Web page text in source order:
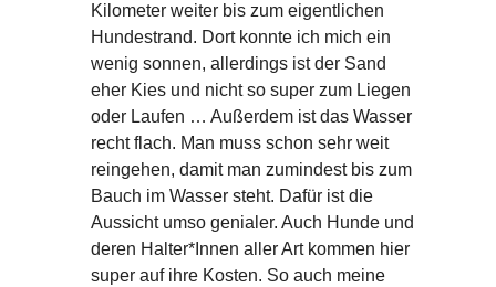
Kilometer weiter bis zum eigentlichen
Hundestrand. Dort konnte ich mich ein
wenig sonnen, allerdings ist der Sand
eher Kies und nicht so super zum Liegen
oder Laufen … Außerdem ist das Wasser
recht flach. Man muss schon sehr weit
reingehen, damit man zumindest bis zum
Bauch im Wasser steht. Dafür ist die
Aussicht umso genialer. Auch Hunde und
deren Halter*Innen aller Art kommen hier
super auf ihre Kosten. So auch meine